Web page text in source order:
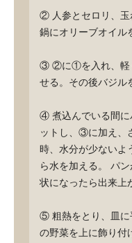
② 人参とセロリ、玉
鍋にオリーブオイル
③ ②に①を入れ、軽
せる。その後バジル
④ 煮込んでいる間に
ットし、③に加え、
時、水分が少ないよ
ら水を加える。 パ
状になったら出来上
⑤ 粗熱をとり、皿に
の野菜を上に飾り付